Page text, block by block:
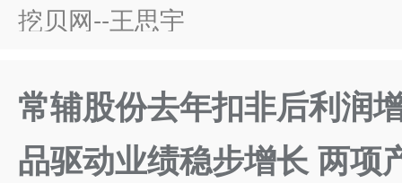
挖贝网--王思宇
常辅股份去年扣非后利润
品驱动业绩稳步增长 两项